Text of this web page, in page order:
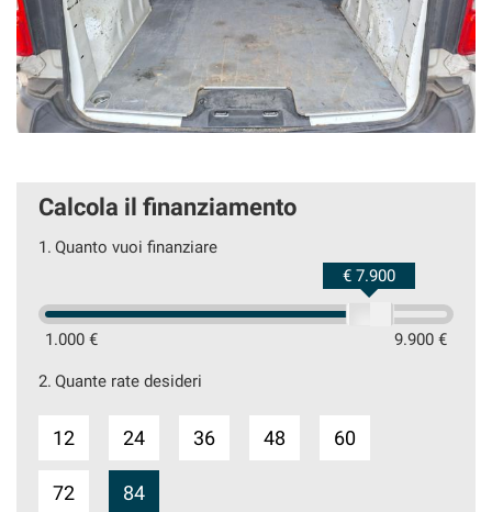
Calcola il finanziamento
1. Quanto vuoi finanziare
1.000 € 9.900 €
€ 7.900
2. Quante rate desideri
12 24 36 48 60
72 84